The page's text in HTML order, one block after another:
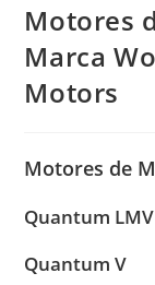
Motores
Marca
Motors
Motores de
Quantum LMV
Quantum V